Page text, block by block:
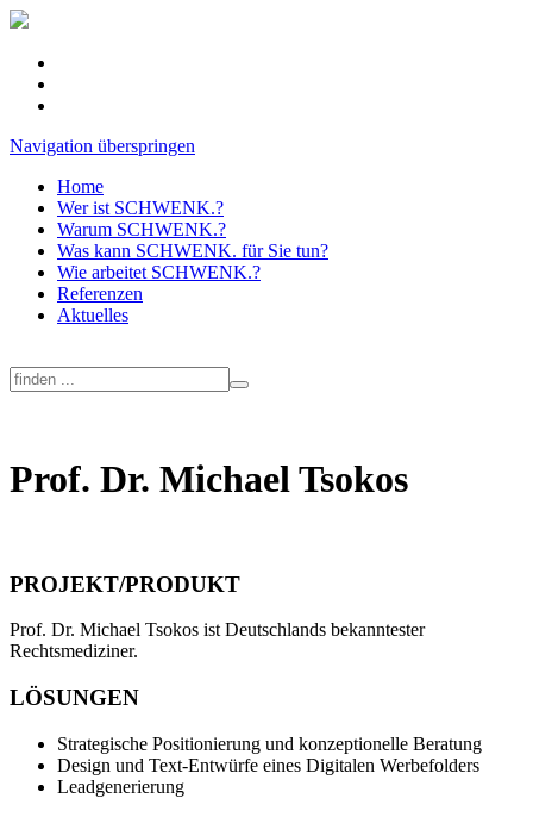
Navigation überspringen
Home
Wer ist SCHWENK.?
Warum SCHWENK.?
Was kann SCHWENK. für Sie tun?
Wie arbeitet SCHWENK.?
Referenzen
Aktuelles
Prof. Dr. Michael Tsokos
PROJEKT/PRODUKT
Prof. Dr. Michael Tsokos ist Deutschlands bekanntester
Rechtsmediziner.
LÖSUNGEN
Strategische Positionierung und konzeptionelle Beratung
Design und Text-Entwürfe eines Digitalen Werbefolders
Leadgenerierung